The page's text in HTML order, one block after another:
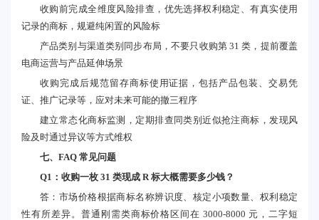
收购前完成全维度风险排查，优先选择权利稳定、有真实使用
记录的商标，规避纯闲置的风险标
产品类别与渠道类别同步布局，不要只收购第 31 类，提前覆盖
电商运营与产品延伸场景
收购完成后规范留存商标使用证据，包括产品包装、交易凭
证、推广记录等，应对未来可能的撤三程序
建立常态化商标监测，定期排查同类别近似抢注商标，发现风
险及时通过异议等方式维权
七、FAQ 常见问题
Q1：收购一枚 31 类现成 R 标大概需要多少钱？
答：市场价格根据商标名称辨识度、核定小项数量、权利稳定
性有所差异。普通刚需类商标价格区间在 3000-8000 元，二字短